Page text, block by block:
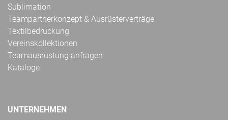
Sublimation
Teampartnerkonzept & Ausrüsterverträge
Textilbedruckung
Vereinskollektionen
Teamausrüstung anfragen
Kataloge
UNTERNEHMEN